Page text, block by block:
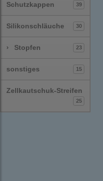
Schutzkappen 39
Silikonschläuche 30
› Stopfen 23
sonstiges 15
Zellkautschuk-Streifen
25